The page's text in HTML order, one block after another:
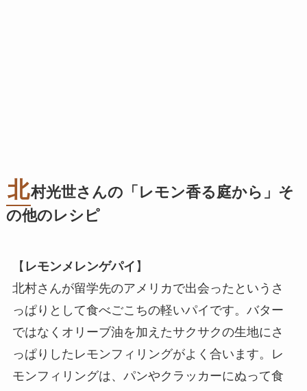
北村光世さんの「レモン香る庭から」そ
の他のレシピ
【 レモンメレンゲパイ 】
北村さんが留学先のアメリカで出会ったというさ
っぱりとして食べごこちの軽いパイです。バター
ではなくオリーブ油を加えたサクサクの生地にさ
っぱりしたレモンフィリングがよく合います。レ
モンフィリングは、パンやクラッカーにぬって食